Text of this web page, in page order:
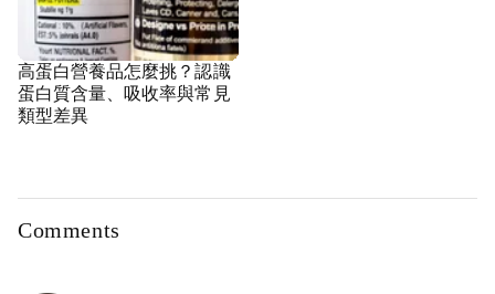
高蛋白營養品怎麼挑？認識
蛋白質含量、吸收率與常見
類型差異
Comments